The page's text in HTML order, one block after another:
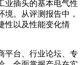
业插头的基本电气性
。从评测报告中，
性以及性能变化情
平台、行业论坛、专